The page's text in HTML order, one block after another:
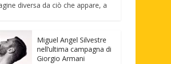
diversa da ciò che appare, a
Miguel Angel Silvestre
nell’ultima campagna di
Giorgio Armani